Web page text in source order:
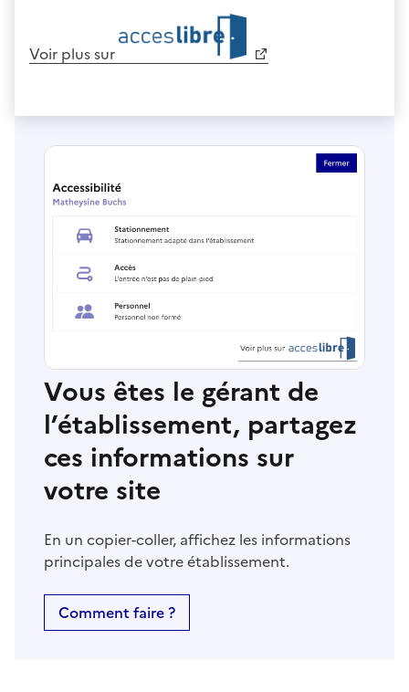
Voir plus sur
Vous êtes le gérant de
l’établissement, partagez
ces informations sur
votre site
En un copier-coller, affichez les informations
principales de votre établissement.
Comment faire ?